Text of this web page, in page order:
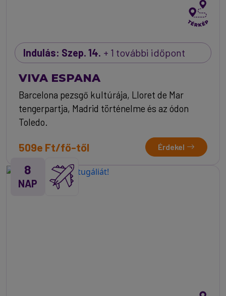
Indulás: Szep. 14. + 1 további időpont
VIVA ESPANA
Barcelona pezsgő kultúrája, Lloret de Mar
tengerpartja, Madrid történelme és az ódon
Toledo.
509e Ft/fő-től Érdekel
8
NAP